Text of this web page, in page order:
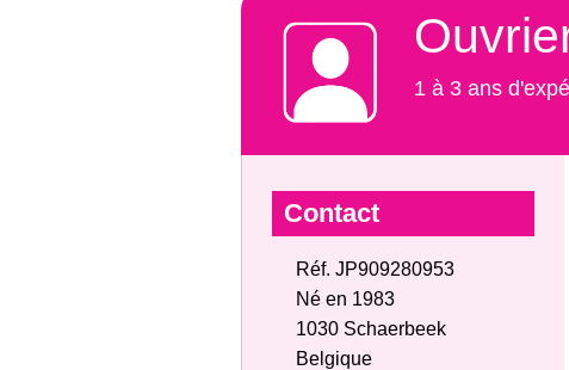
1 à 3 ans
Contact
Réf. JP909280953
Né en 1983
1030 Schaerbeek
Belgique